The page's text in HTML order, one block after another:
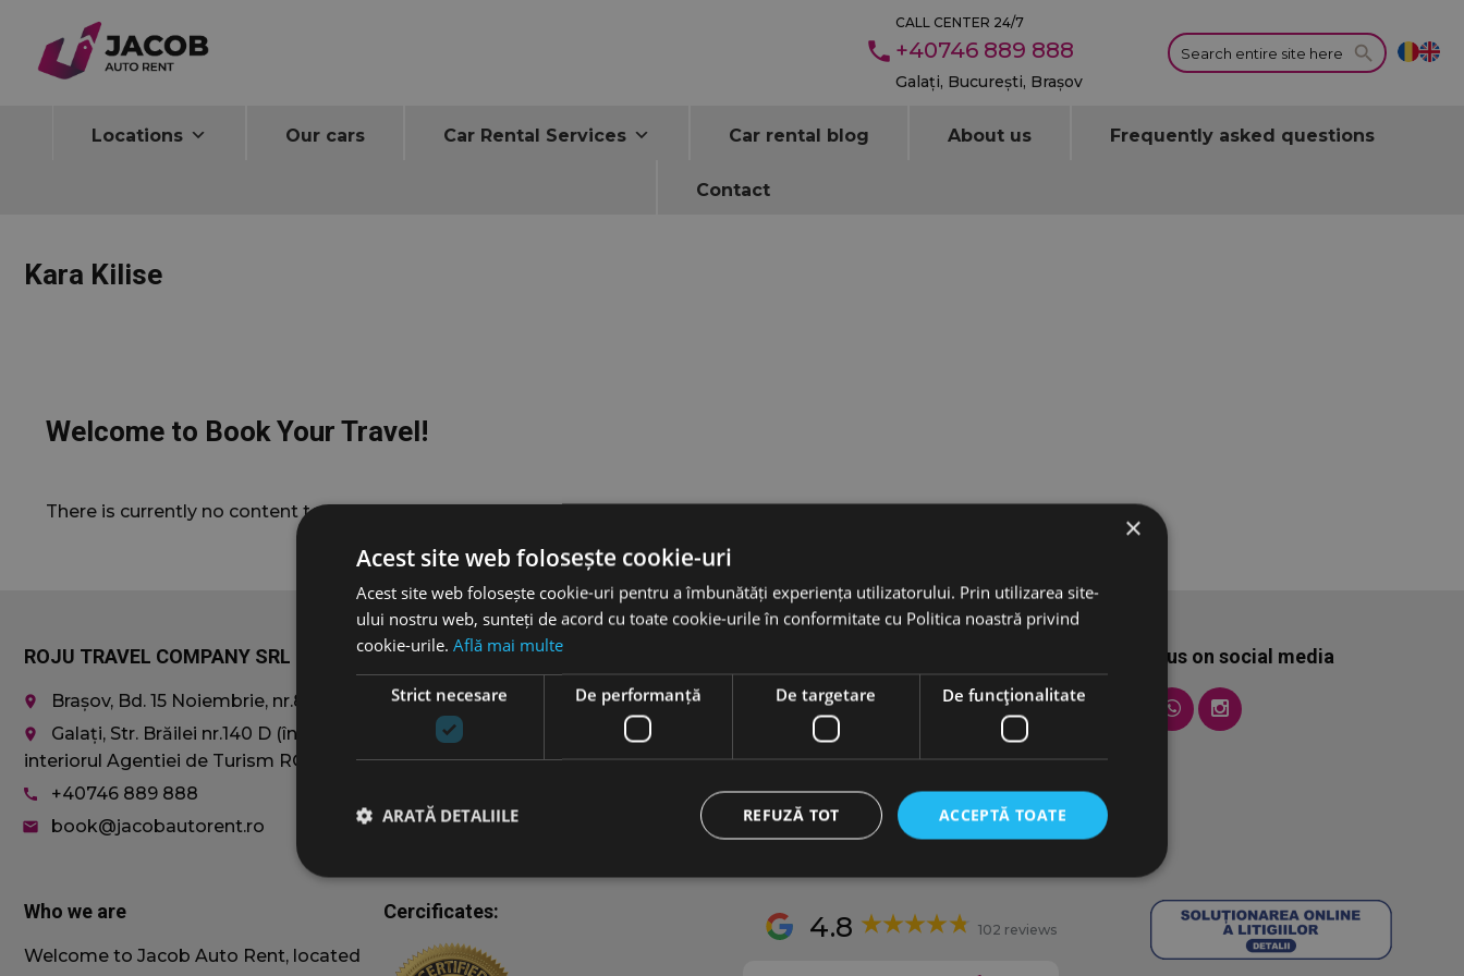
CALL CENTER 24/7
+40746 889 888
Galați, București, Brașov
Locations Our cars Car Rental Services Car rental blog About us Frequently asked questions
Contact
Kara Kilise
Welcome to Book Your Travel!
There is currently no content to show here, so start creating content.
ROJU TRAVEL COMPANY SRL
place Brașov, Bd. 15 Noiembrie, nr.8
place
Galați, Str. Brăilei nr.140 D (în
interiorul Agentiei de Turism ROJU)
call +40746 889 888
email book@jacobautorent.ro
Car rentals
Economy
Compact
SUVs
Vehicle selection
Self-Rent Guide
Long-term car rental
Private Driver services
Follow us on social media
Who we are
Welcome to Jacob Auto Rent, located
Cercificates: 4.8 102 reviews
×
Acest site web folosește cookie-uri
Acest site web folosește cookie-uri pentru a îmbunătăți experiența utilizatorului. Prin utilizarea site-
ului nostru web, sunteți de acord cu toate cookie-urile în conformitate cu Politica noastră privind
cookie-urile. Află mai multe
Strict necesare De performanță De targetare De funcţionalitate
ACCEPTĂ TOATE
REFUZĂ TOT
ARATĂ DETALIILE
De targetare De funcţionalitate
Cookie-urile strict necesare permit funcționalitatea principală a site-ului web, cum ar fi autentificarea utilizatorului și gestionarea